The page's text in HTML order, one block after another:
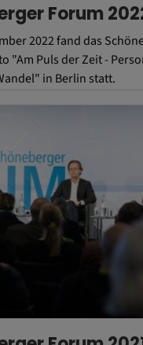
Forum
2022 fand das
"Am Puls der Zeit -
in Berlin statt.